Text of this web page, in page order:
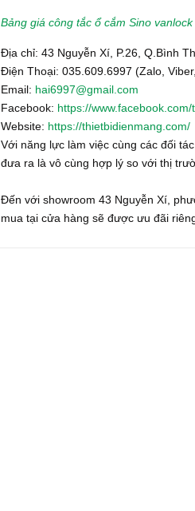
Bảng giá công tắc ổ cắm Sino vanlock
Địa chỉ: 43 Nguyễn Xí, P.26, Q.Bình
Điện Thoại: 035.609.6997 (Zalo,
Email: hai6997@gmail.com
Facebook: https://
Website: https://thietbidienmang.com/
Với năng lực làm việc cùng các đối
đưa ra là vô cùng hợp lý so với thị
Đến với showroom 43 Nguyễn Xí,
mua tại cửa hàng sẽ được ưu đãi